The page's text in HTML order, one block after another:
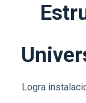
Logra